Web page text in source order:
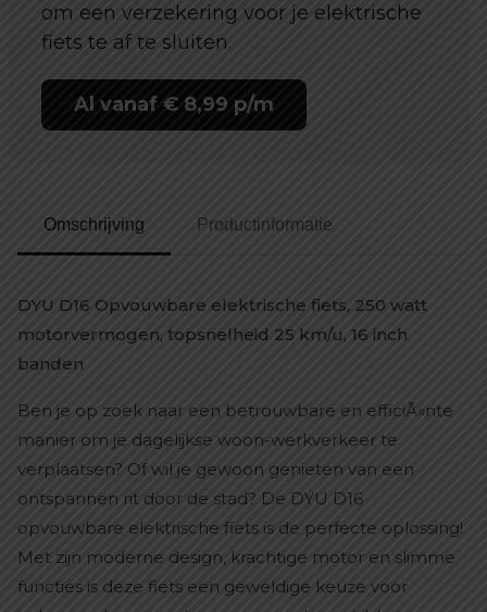
om een verzekering voor je elektrische
fiets te af te sluiten.
Al vanaf € 8,99 p/m
Omschrijving Productinformatie
DYU D16 Opvouwbare elektrische fiets, 250 watt
motorvermogen, topsnelheid 25 km/u, 16 inch
banden
Ben je op zoek naar een betrouwbare en efficiÃ«nte
manier om je dagelijkse woon-werkverkeer te
verplaatsen? Of wil je gewoon genieten van een
ontspannen rit door de stad? De DYU D16
opvouwbare elektrische fiets is de perfecte oplossing!
Met zijn moderne design, krachtige motor en slimme
functies is deze fiets een geweldige keuze voor